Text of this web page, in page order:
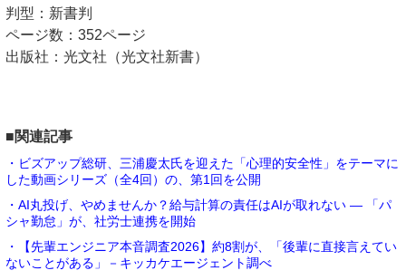
判型：新書判
ページ数：352ページ
出版社：光文社（光文社新書）
■関連記事
・ビズアップ総研、三浦慶太氏を迎えた「心理的安全性」をテーマに
した動画シリーズ（全4回）の、第1回を公開
・AI丸投げ、やめませんか？給与計算の責任はAIが取れない ― 「パ
シャ勤怠」が、社労士連携を開始
・【先輩エンジニア本音調査2026】約8割が、「後輩に直接言えてい
ないことがある」－キッカケエージェント調べ